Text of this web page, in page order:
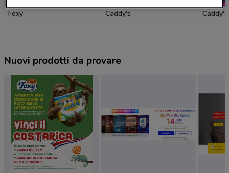
Foxy Caddy's Caddy's
Nuovi prodotti da provare